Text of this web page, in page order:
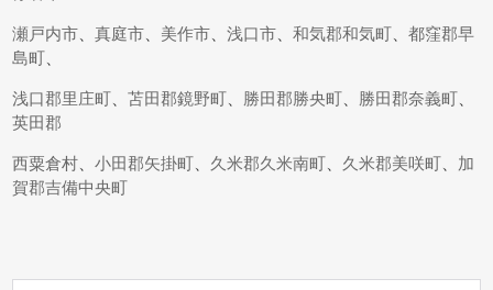
瀬戸内市 、真庭市 美作市 、浅口市 、和気郡和気町 、都窪郡早
島町
浅口郡里庄町 、苫田郡鏡野町 勝田郡勝央町 勝田郡奈義町
英田郡
西粟倉村 、小田郡矢掛町 久米郡久米南町 久米郡美咲町
加
賀郡吉備中央町